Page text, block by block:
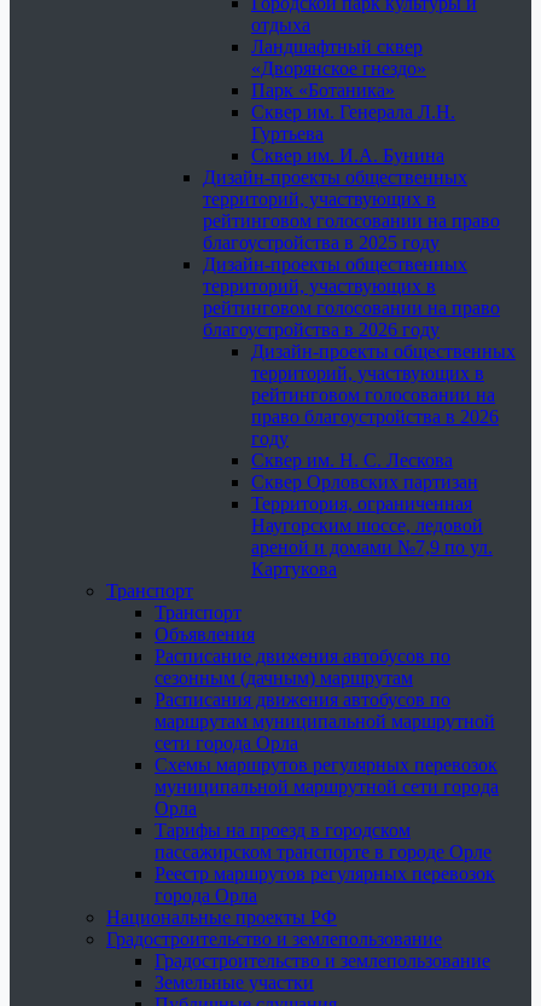
отдыха
Ландшафтный сквер
«Дворянское гнездо»
Парк «Ботаника»
Сквер им. Генерала Л.Н.
Гуртьева
Сквер им. И.А. Бунина
Дизайн-проекты общественных
территорий, участвующих в
рейтинговом голосовании на право
благоустройства в 2025 году
Дизайн-проекты общественных
территорий, участвующих в
рейтинговом голосовании на право
благоустройства в 2026 году
Дизайн-проекты общественных
территорий, участвующих в
рейтинговом голосовании на
право благоустройства в 2026
году
Сквер им. Н. С. Лескова
Сквер Орловских партизан
Территория, ограниченная
Наугорским шоссе, ледовой
ареной и домами №7,9 по ул.
Картукова
Транспорт
Транспорт
Объявления
Расписание движения автобусов по
сезонным (дачным) маршрутам
Расписания движения автобусов по
маршрутам муниципальной маршрутной
сети города Орла
Схемы маршрутов регулярных перевозок
муниципальной маршрутной сети города
Орла
Тарифы на проезд в городском
пассажирском транспорте в городе Орле
Реестр маршрутов регулярных перевозок
города Орла
Национальные проекты РФ
Градостроительство и землепользование
Градостроительство и землепользование
Земельные участки